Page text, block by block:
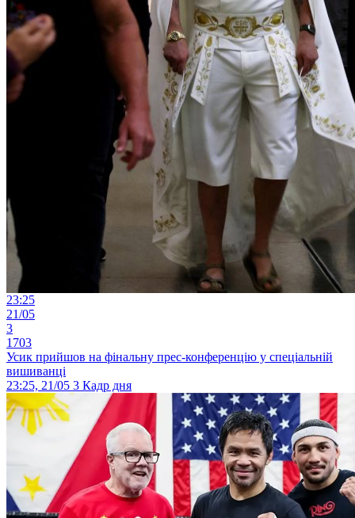
23:25
21/05
3
1703
Усик прийшов на фінальну прес-конференцію у спеціальній
вишиванці
23:25, 21/05 3 Кадр дня